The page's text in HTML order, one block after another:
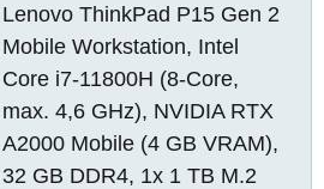
Lenovo ThinkPad P15 Gen 2
Mobile Workstation, Intel
Core i7-11800H (8-Core,
max. 4,6 GHz), NVIDIA RTX
A2000 Mobile (4 GB VRAM),
32 GB DDR4, 1x 1 TB M.2